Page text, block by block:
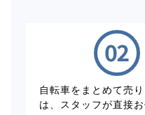
自転車をまとめて売
は、スタッフが直接